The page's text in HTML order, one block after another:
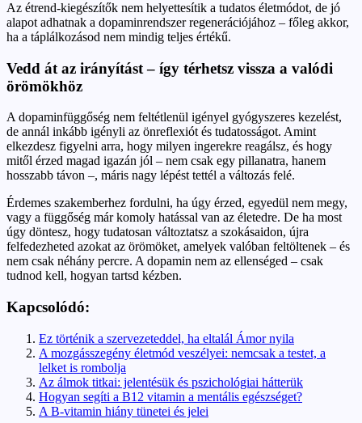
Az étrend-kiegészítők nem helyettesítik a tudatos életmódot, de jó
alapot adhatnak a dopaminrendszer regenerációjához – főleg akkor,
ha a táplálkozásod nem mindig teljes értékű.
Vedd át az irányítást – így térhetsz vissza a valódi
örömökhöz
A dopaminfüggőség nem feltétlenül igényel gyógyszeres kezelést,
de annál inkább igényli az önreflexiót és tudatosságot. Amint
elkezdesz figyelni arra, hogy milyen ingerekre reagálsz, és hogy
mitől érzed magad igazán jól – nem csak egy pillanatra, hanem
hosszabb távon –, máris nagy lépést tettél a változás felé.
Érdemes szakemberhez fordulni, ha úgy érzed, egyedül nem megy,
vagy a függőség már komoly hatással van az életedre. De ha most
úgy döntesz, hogy tudatosan változtatsz a szokásaidon, újra
felfedezheted azokat az örömöket, amelyek valóban feltöltenek – és
nem csak néhány percre. A dopamin nem az ellenséged – csak
tudnod kell, hogyan tartsd kézben.
Kapcsolódó:
Ez történik a szervezeteddel, ha eltalál Ámor nyila
A mozgásszegény életmód veszélyei: nemcsak a testet, a
lelket is rombolja
Az álmok titkai: jelentésük és pszichológiai hátterük
Hogyan segíti a B12 vitamin a mentális egészséget?
A B-vitamin hiány tünetei és jelei